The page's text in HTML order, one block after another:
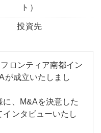
ト）
投資先
ロンティア南都イン
が成立いたしまし
、M&Aを決意した
ンタビューいたし